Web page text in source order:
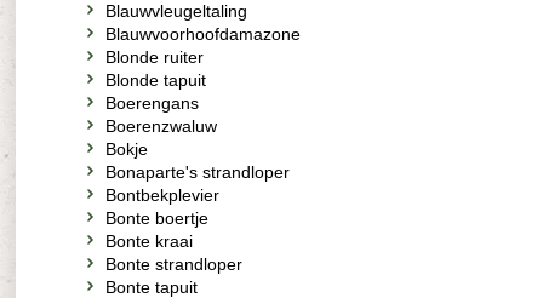
Blauwvleugeltaling
Blauwvoorhoofdamazone
Blonde ruiter
Blonde tapuit
Boerengans
Boerenzwaluw
Bokje
Bonaparte's strandloper
Bontbekplevier
Bonte boertje
Bonte kraai
Bonte strandloper
Bonte tapuit